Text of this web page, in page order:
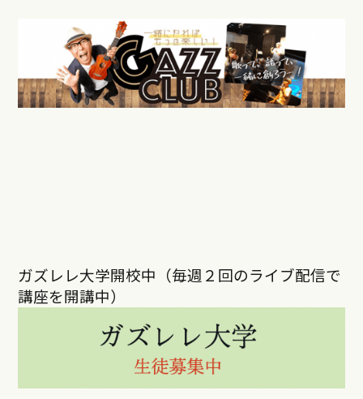
ガズレレ大学開校中（毎週２回のライブ配信で
講座を開講中）